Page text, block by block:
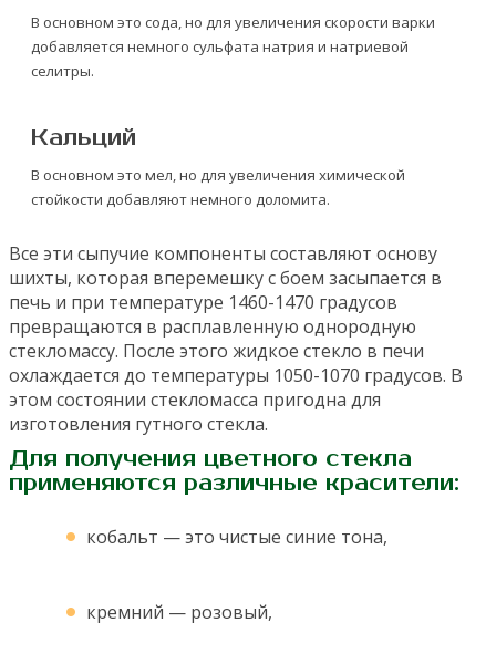
В основном это сода, но для увеличения скорости варки
добавляется немного сульфата натрия и натриевой
селитры.
Кальций
В основном это мел, но для увеличения химической
стойкости добавляют немного доломита.
Все эти сыпучие компоненты составляют основу
шихты, которая вперемешку с боем засыпается в
печь и при температуре 1460-1470 градусов
превращаются в расплавленную однородную
стекломассу. После этого жидкое стекло в печи
охлаждается до температуры 1050-1070 градусов. В
этом состоянии стекломасса пригодна для
изготовления гутного стекла.
Для получения цветного стекла
применяются различные красители:
кобальт — это чистые синие тона,
кремний — розовый,